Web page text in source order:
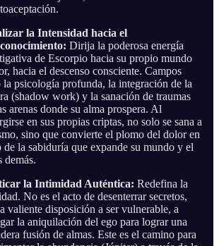
la Intensidad hacia el
Dirija la poderosa energía
de Escorpio hacia su propio mundo
hacia el descenso consciente. Campos
la psicología profunda, la integración de la
(shadow work) y la sanación de traumas
arenas donde su alma prospera. Al
en sus propias criptas, no solo se sana a
sino que convierte el plomo del dolor en
de la sabiduría que expande su mundo y el
demás.
la Intimidad Auténtica: Redefina la
No es el acto de desenterrar secretos,
valiente disposición a ser vulnerable, a
la aniquilación del ego para lograr una
fusión de almas. Este es el camino para